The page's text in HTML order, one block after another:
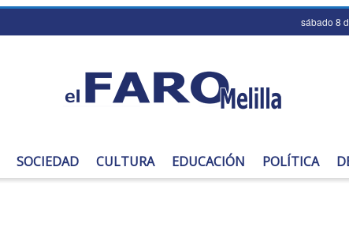
sábado 8
SOCIEDAD CULTURA EDUCACIÓN POLÍTICA